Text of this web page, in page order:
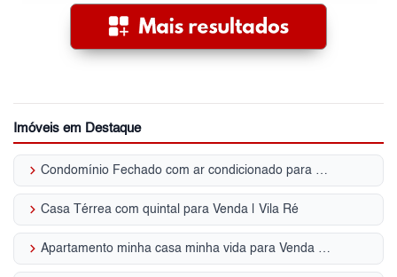
Imóveis em Destaque
keyboard_arrow_right Condomínio Fechado com ar condicionado para Venda | Vila Ré
keyboard_arrow_right Casa Térrea com quintal para Venda | Vila Ré
keyboard_arrow_right Apartamento minha casa minha vida para Venda | Vila Ré